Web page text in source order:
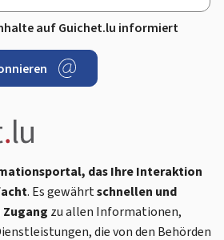
auf Guichet.lu informiert
das Ihre Interaktion
. Es gewährtschnellen und
zu allen Informationen,
die von den Behörden